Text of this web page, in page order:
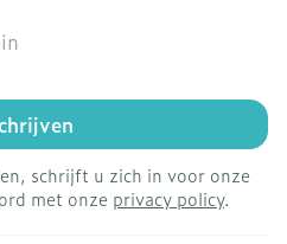
schrijft u zich in voor onze
met onze privacy policy.